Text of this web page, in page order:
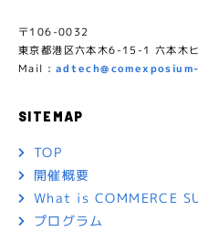
〒106-0032
東京都港区六本木6-15-1 六本木
Mail :
SITEMAP
TOP
開催概要
What is COMMERCE
プログラム